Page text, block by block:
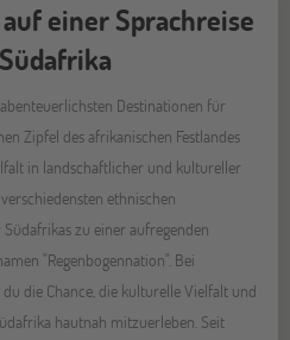
einer Sprachreise
Destinationen für
Zipfel des afrikanischen Festlandes
in landschaftlicher und kultureller
ethnischen
zu einer aufregenden
"Regenbogennation". Bei
die Chance, die kulturelle Vielfalt und
hautnah mitzuerleben. Seit